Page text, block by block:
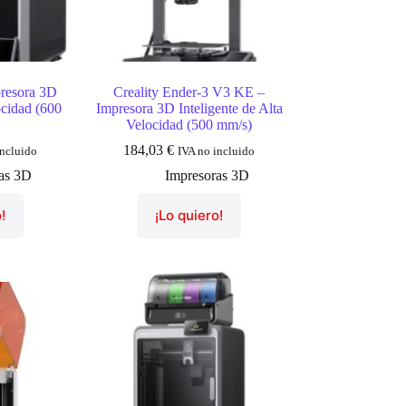
3D
(600
3D
Creality Ender-3 V3 KE –
Impresora 3D Inteligente de Alta
Velocidad (500 mm/s)
184,03€ IVA no incluido
Impresoras 3D
¡Lo quiero!